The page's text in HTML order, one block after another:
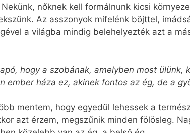
nőknek kell formálnunk kicsi
Az asszonyok mifelénk böjttel,
a világba mindig belehelyezték azt a
hogy a szobának, amelyben most ülünk,
ember háza ez, akinek fontos az ég, de a
mentem, hogy egyedül lehessek a
azt érzem, megszűnik minden fölösleg.